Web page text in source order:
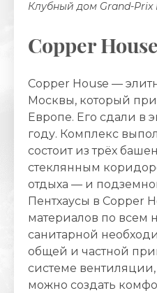
Клубный дом Grand-Prix
Сopper House
Сopper House —
Москвы, который
Европе. Его сдали в
году. Комплекс
состоит из трёх
стеклянным
отдыха — и
Пентхаусы в Сopper
материалов по всем
санитарной
общей и частной
системе
можно создать